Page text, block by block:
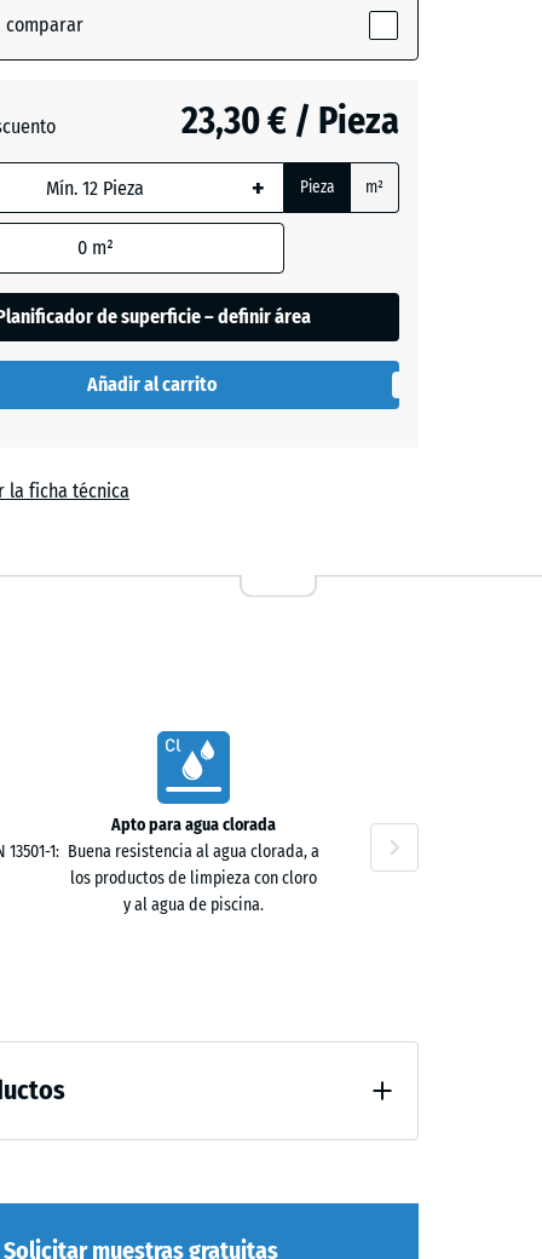
comparar
23,30 € / Pieza
+ Pieza m²
0 m²
de superficie – definir área
Añadir al carrito
la ficha técnica
1:
Apto para agua clorada
Buena resistencia al agua clorada, a
los productos de limpieza con cloro
y al agua de piscina.
de 24 horas de descarga (BS 7188)
fuerte
Solicitar muestras gratuitas